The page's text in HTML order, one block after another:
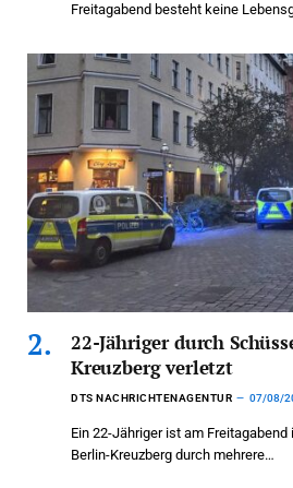
Freitagabend besteht keine
22-Jähriger durch
Kreuzberg verletzt
DTS NACHRICHTENAGENTUR 07/08/
Ein 22-Jähriger ist am
Berlin-Kreuzberg durch mehrere…